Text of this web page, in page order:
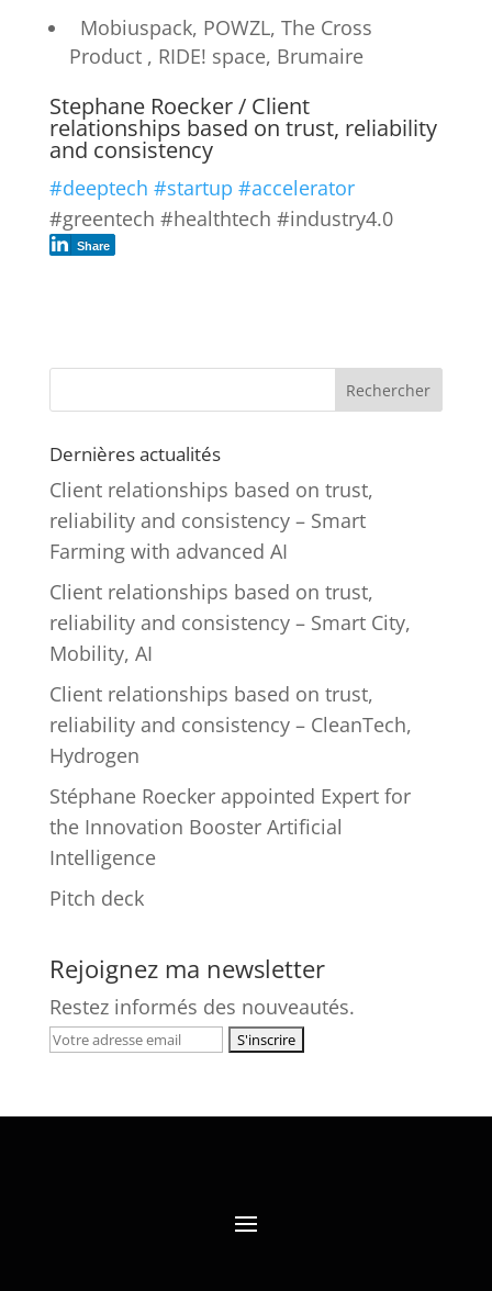
Mobiuspack, POWZL, The Cross
Product , RIDE! space, Brumaire
Stephane Roecker / Client
relationships based on trust, reliability
and consistency
#deeptech #startup #accelerator
#greentech #healthtech #industry4.0
Share
Rechercher
Dernières actualités
Client relationships based on trust,
reliability and consistency – Smart
Farming with advanced AI
Client relationships based on trust,
reliability and consistency – Smart City,
Mobility, AI
Client relationships based on trust,
reliability and consistency – CleanTech,
Hydrogen
Stéphane Roecker appointed Expert for
the Innovation Booster Artificial
Intelligence
Pitch deck
Rejoignez ma newsletter
Restez informés des nouveautés.